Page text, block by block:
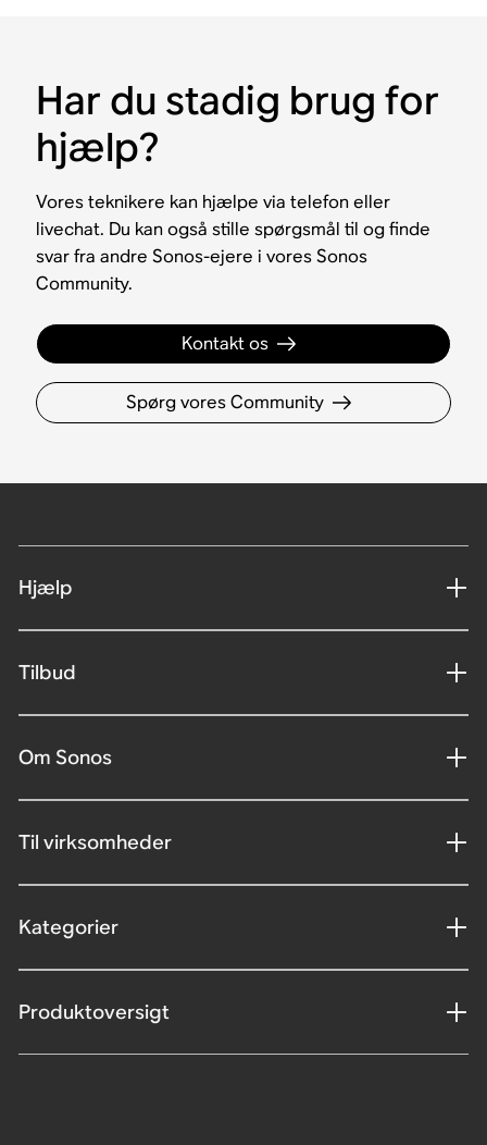
Har du stadig brug for
hjælp?
Vores teknikere kan hjælpe via telefon eller
livechat. Du kan også stille spørgsmål til og finde
svar fra andre Sonos-ejere i vores Sonos
Community.
Kontakt os
Spørg vores Community
Hjælp
Tilbud
Om Sonos
Til virksomheder
Kategorier
Produktoversigt